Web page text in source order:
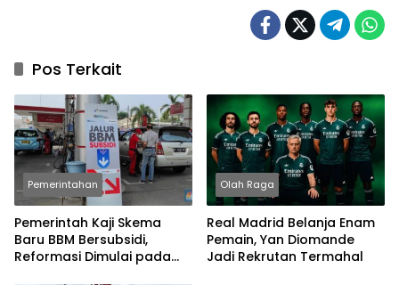
Pos Terkait
Pemerintahan
Pemerintah Kaji Skema
Baru BBM Bersubsidi,
Reformasi Dimulai pada
Olah Raga
Real Madrid Belanja Enam
Pemain, Yan Diomande
Jadi Rekrutan Termahal